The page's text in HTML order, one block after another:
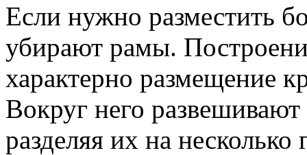
Если нужно разместить
убирают рамы.
характерно размещение
Вокруг него
разделяя их на несколько